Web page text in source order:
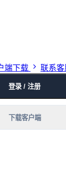
端下载 联系客
登录 / 注册
下载客户端